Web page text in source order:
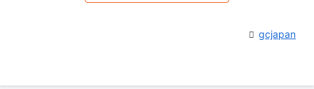
gcjapan